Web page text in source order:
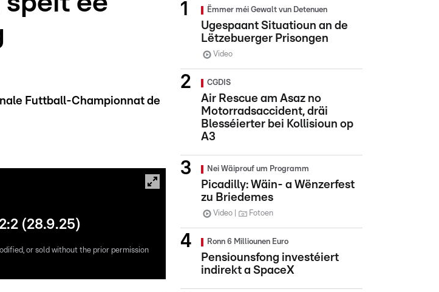
Futtball-Championnat de
(28.9.25)
or sold without the prior permission
Ëmmer méi Gewalt vun Detenuen
Ugespaant Situatioun an de
Lëtzebuerger Prisongen
Video
CGDIS
Air Rescue am Asaz no
Motorradsaccident, dräi
Blesséierter bei Kollisioun op
A3
Nei Wäiprouf um Programm
Picadilly: Wäin- a Wënzerfest
zu Briedemes
Video Fotoen
Ronn 6 Milliounen Euro
Pensiounsfong investéiert
indirekt a SpaceX